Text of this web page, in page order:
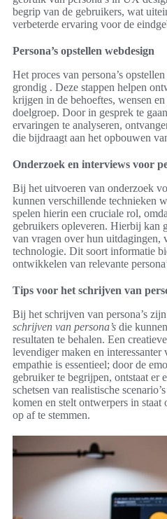
begrip van de gebruikers, wat
verbeterde ervaring voor de
Persona’s opstellen webdesign
Het proces van persona’s
grondig . Deze stappen helpen
krijgen in de behoeftes, wensen
doelgroep. Door in gesprek te
ervaringen te analyseren,
die bijdraagt aan het opbouwen
Onderzoek en interviews voor
Bij het uitvoeren van onderzoek
kunnen verschillende technieken
spelen hierin een cruciale rol,
gebruikers opleveren. Hierbij kan
van vragen over hun uitdagingen,
technologie. Dit soort informatie
ontwikkelen van relevante
Tips voor het schrijven van
Bij het schrijven van persona’s
schrijven van persona’s die
resultaten te behalen. Een
levendiger maken en
empathie is essentieel; door de
gebruiker te begrijpen, ontstaat er
schetsen van realistische
komen en stelt ontwerpers in
op af te stemmen.